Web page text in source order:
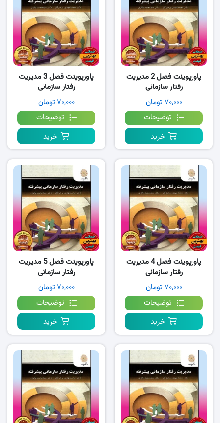
پاورپوینت فصل 2 مدیریت
رفتار سازمانی
پیشرفته،پرهیزگار
۷۰,۰۰۰ تومان
توضیحات
خرید
پاورپوینت فصل 3 مدیریت
رفتار سازمانی
پیشرفته،پرهیزگار
۷۰,۰۰۰ تومان
توضیحات
خرید
پاورپوینت فصل 4 مدیریت
رفتار سازمانی
پیشرفته،پرهیزگار
۷۰,۰۰۰ تومان
توضیحات
خرید
پاورپوینت فصل 5 مدیریت
رفتار سازمانی
پیشرفته،پرهیزگار
۷۰,۰۰۰ تومان
توضیحات
خرید